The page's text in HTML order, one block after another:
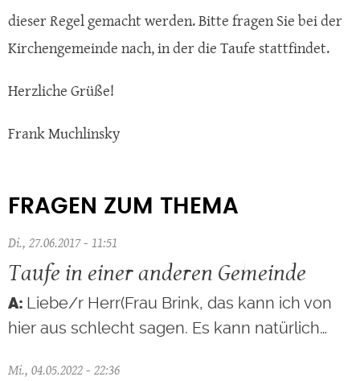
dieser Regel gemacht werden. Bitte fragen Sie bei der
Kirchengemeinde nach, in der die Taufe stattfindet.
Herzliche Grüße!
Frank Muchlinsky
FRAGEN ZUM THEMA
Di., 27.06.2017 - 11:51
Taufe in einer anderen Gemeinde
Liebe/r Herr(Frau Brink, das kann ich von
hier aus schlecht sagen. Es kann natürlich…
Mi., 04.05.2022 - 22:36